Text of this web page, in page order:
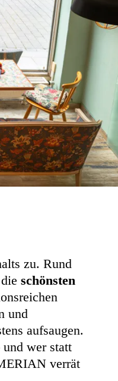
zu. Rund
schönsten
und
aufsaugen.
und wer statt
verrät